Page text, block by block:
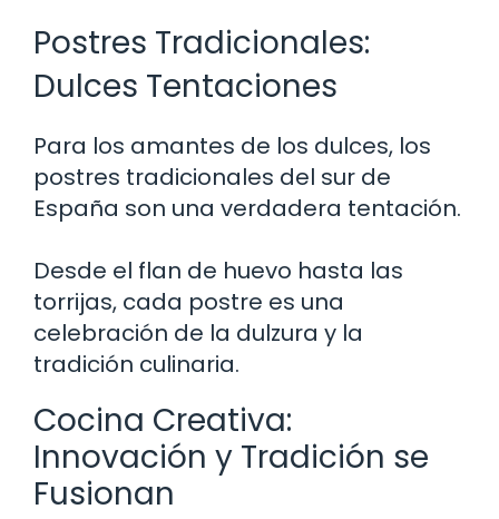
Postres Tradicionales:
Dulces Tentaciones
Para los amantes de los dulces, los
postres tradicionales del sur de
España son una verdadera tentación.
Desde el flan de huevo hasta las
torrijas, cada postre es una
celebración de la dulzura y la
tradición culinaria.
Cocina Creativa:
Innovación y Tradición se
Fusionan